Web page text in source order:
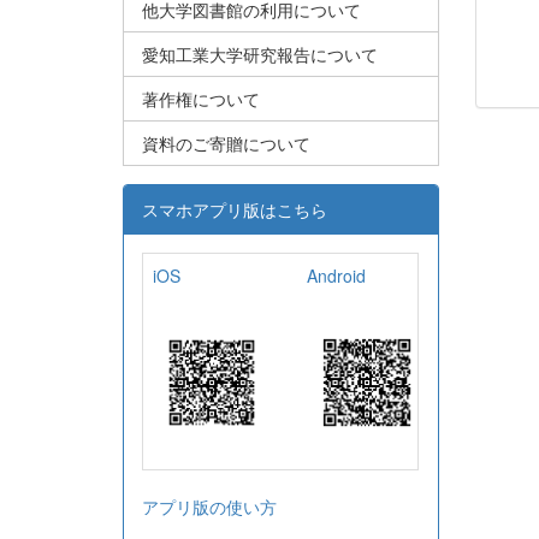
他大学図書館の利用について
愛知工業大学研究報告について
著作権について
資料のご寄贈について
スマホアプリ版はこちら
iOS Android
アプリ版の使い方